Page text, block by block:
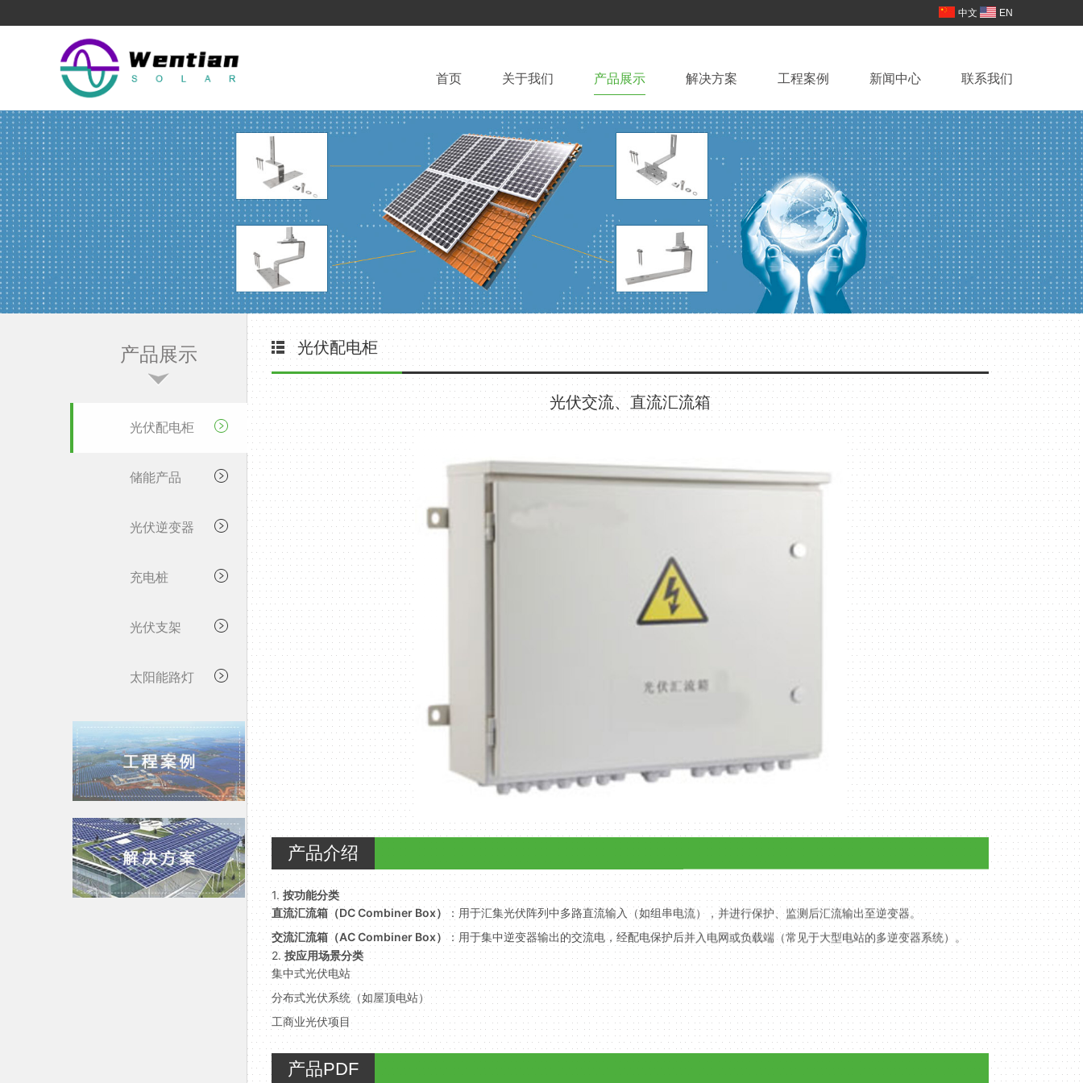
EN
中文
首页 关于我们 产品展示 解决方案 工程案例 新闻中心 联系我们
产品展示
光伏配电柜
储能产品
光伏逆变器
充电桩
光伏支架
太阳能路灯
光伏配电柜
光伏交流、直流汇流箱
产品介绍
1. 按功能分类
直流汇流箱（DC Combiner Box）：用于汇集光伏阵列中多路直流输入（如组串电流），并进行保护、监测后汇流输出至逆变器。
交流汇流箱（AC Combiner Box）：用于集中逆变器输出的交流电，经配电保护后并入电网或负载端（常见于大型电站的多逆变器系统）。
2.按应用场景分类
集中式光伏电站
分布式光伏系统（如屋顶电站）
工商业光伏项目
产品PDF